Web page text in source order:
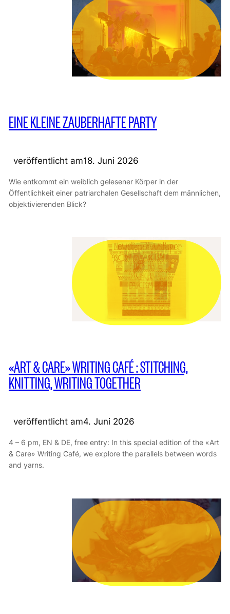
EINE KLEINE ZAUBERHAFTE PARTY
veröffentlicht am18. Juni 2026
Wie entkommt ein weiblich gelesener Körper in der
Öffentlichkeit einer patriarchalen Gesellschaft dem männlichen,
objektivierenden Blick?
«ART & CARE» WRITING CAFÉ : STITCHING,
KNITTING, WRITING TOGETHER
veröffentlicht am4. Juni 2026
4 – 6 pm, EN & DE, free entry: In this special edition of the «Art
& Care» Writing Café, we explore the parallels between words
and yarns.